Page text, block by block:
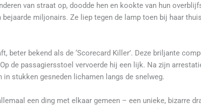
van straat op, doodde hen en kookte van hun
bejaarde miljonairs. Ze liep tegen de lamp toen bij haar
beter bekend als de ‘Scorecard Killer’. Deze briljante
de passagiersstoel vervoerde hij een lijk. Na zijn
stukken gesneden lichamen langs de snelweg.
een ding met elkaar gemeen – een unieke, bizarre